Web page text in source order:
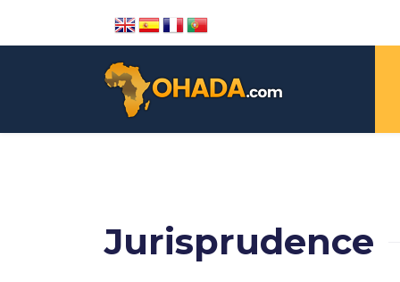
Jurisprudence